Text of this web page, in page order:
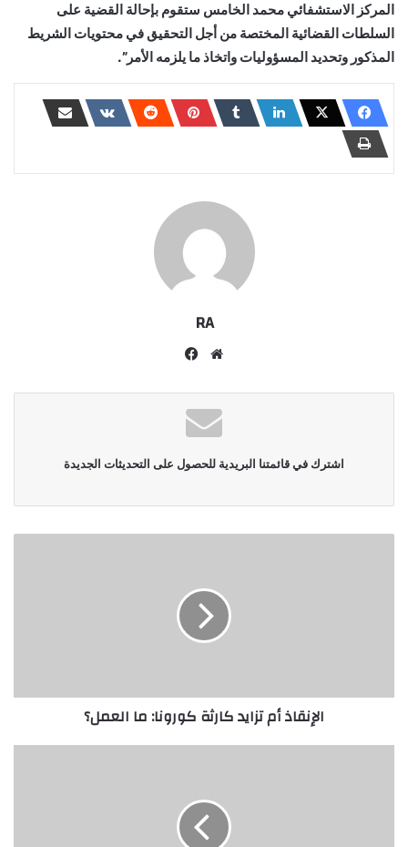
المركز الاستشفائي محمد الخامس ستقوم بإحالة القضية على
السلطات القضائية المختصة من أجل التحقيق في محتويات الشريط
المذكور وتحديد المسؤوليات واتخاذ ما يلزمه الأمر”.
RA
موقع
اشترك في قائمتنا البريدية للحصول على التحديثات الجديدة
الإنقاذ أم تزايد كارثة كورونا: ما العمل؟